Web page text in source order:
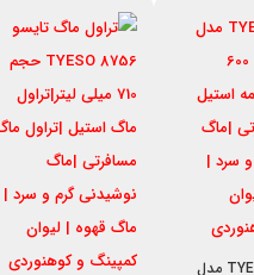
قمقمه TYESO مدل